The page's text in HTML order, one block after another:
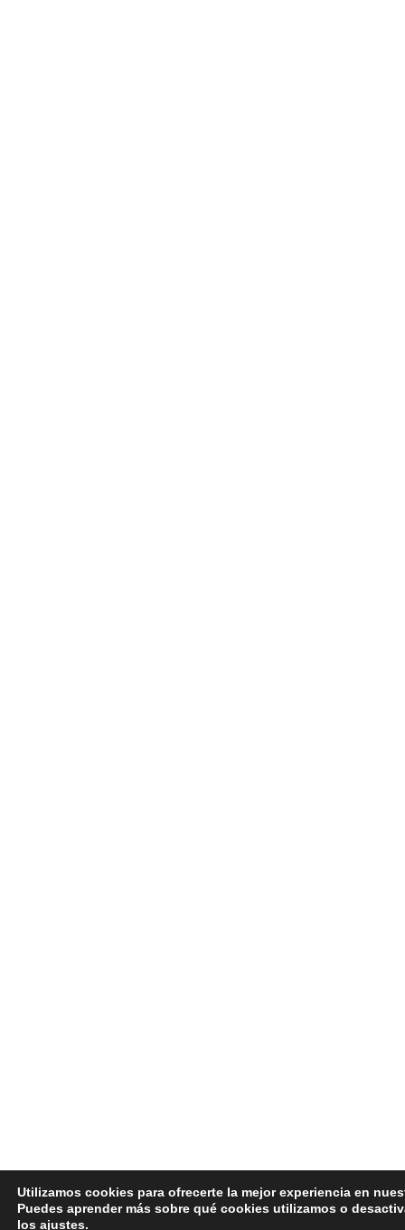
Utilizamos cookies para ofrecerte la mejor experiencia en
Puedes aprender más sobre qué cookies utilizamos o
los ajustes.